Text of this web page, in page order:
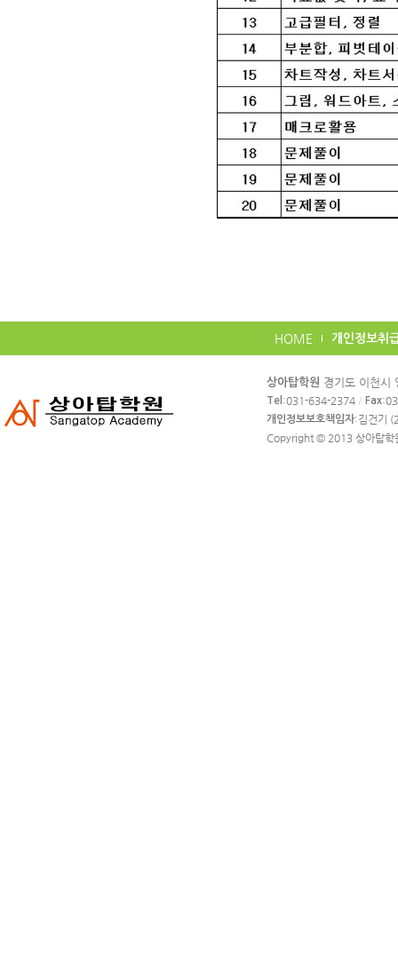
HOME 개인정보취
라
상아탑학원 경기도 이천
Tel :031-634-2374 / Fax
개인정보보호책임자:김건기
Copyright © 2013 상아탑학